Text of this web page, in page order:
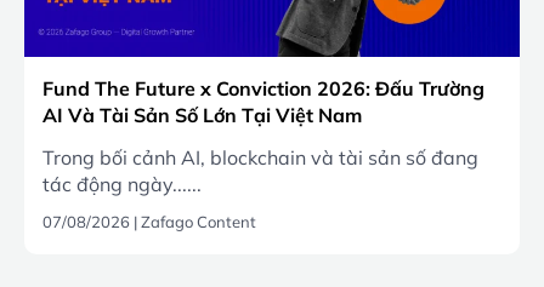
Fund The Future x Conviction 2026: Đấu Trường
AI Và Tài Sản Số Lớn Tại Việt Nam
Trong bối cảnh AI, blockchain và tài sản số đang
tác động ngày......
07/08/2026 |Zafago Content